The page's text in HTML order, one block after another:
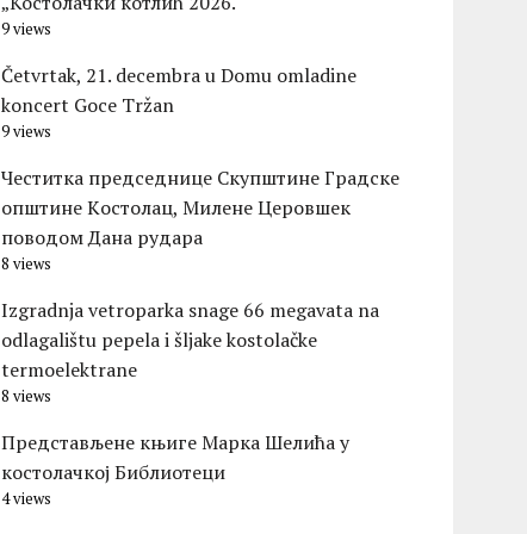
9 views
Četvrtak, 21. decembra u Domu omladine
koncert Goce Tržan
9 views
Честитка председнице Скупштине Градске
општине Kостолац, Милене Церовшек
поводом Дана рудара
8 views
Izgradnja vetroparka snage 66 megavata na
odlagalištu pepela i šljake kostolačke
termoelektrane
8 views
Представљене књиге Марка Шелића у
костолачкој Библиотеци
4 views